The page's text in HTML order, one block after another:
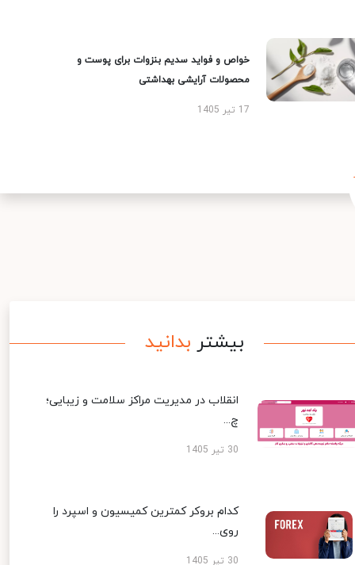
خواص و فواید سدیم بنزوات برای پوست و
محصولات آرایشی بهداشتی
17 تیر 1405
بیشتر بدانید
انقلاب در مدیریت مراکز سلامت و زیبایی؛
چ...
30 تیر 1405
کدام بروکر کمترین کمیسیون و اسپرد را
روی...
30 تیر 1405